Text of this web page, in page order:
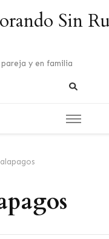
Sin
y en familia